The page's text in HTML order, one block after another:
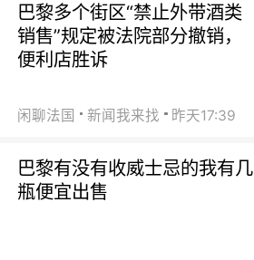
巴黎多个街区“禁止外带酒类
销售”规定被法院部分撤销，
便利店胜诉
闲聊法国 新闻我来找 昨天17:39
巴黎有没有收威士忌的我有几
瓶便宜出售